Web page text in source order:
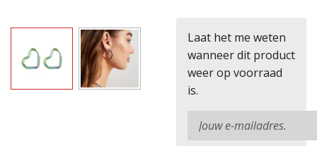
Laat het me weten
wanneer dit product
weer op voorraad
is.